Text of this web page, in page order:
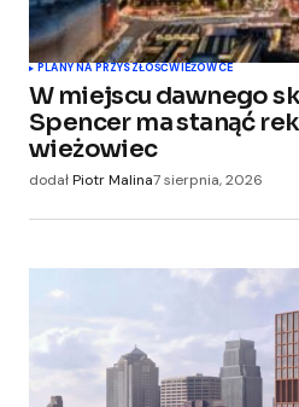
Your Name*
Your E-mail*
Zapamiętaj moje dane w
podczas pisania
Submit Comment
PLANY NA PRZYSZŁOŚĆWIEŻOWCE
W miejscu dawnego
Spencer ma stanąć
wieżowiec
dodałPiotr Malina7 sierpnia, 2026